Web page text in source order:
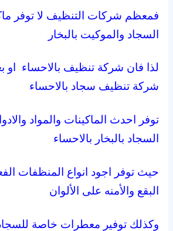
فمعظم شركات التنظيف لا توفر
السجاد والموكيت بالبخار
لذا فان شركة تنظيف بالاحساء او
شركة تنظيف سجاد بالاحساء
توفر احدث الماكينات والمواد
السجاد بالبخار بالاحساء
حيث توفر اجود انواع المنظفات
البقع والأمنه على الألوان
وكذلك توفير معطرات خاصة